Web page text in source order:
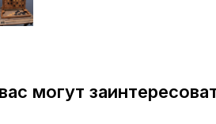
могут